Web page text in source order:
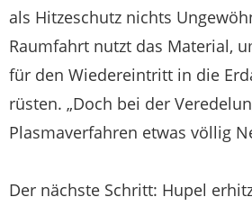
als Hitzeschutz nichts
Raumfahrt nutzt das Material,
für den Wiedereintritt in die
rüsten. „Doch bei der
Plasmaverfahren etwas völlig
Der nächste Schritt: Hupel